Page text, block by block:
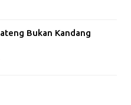
Bukan Kandang